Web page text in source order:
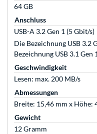
64 GB
Anschluss
USB-A 3.2 Gen 1 (5 Gbit/s)
Die Bezeichnung USB 3.2
Bezeichnung USB 3.1 Gen
Geschwindigkeit
Lesen: max. 200 MB/s
Abmessungen
Breite: 15,46 mm x Höhe:
Gewicht
12 Gramm